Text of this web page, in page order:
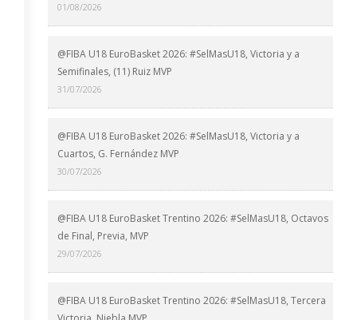
01/08/2026
@FIBA U18 EuroBasket 2026: #SelMasU18, Victoria y a
Semifinales, (11) Ruiz MVP
31/07/2026
@FIBA U18 EuroBasket 2026: #SelMasU18, Victoria y a
Cuartos, G. Fernández MVP
30/07/2026
@FIBA U18 EuroBasket Trentino 2026: #SelMasU18, Octavos
de Final, Previa, MVP
29/07/2026
@FIBA U18 EuroBasket Trentino 2026: #SelMasU18, Tercera